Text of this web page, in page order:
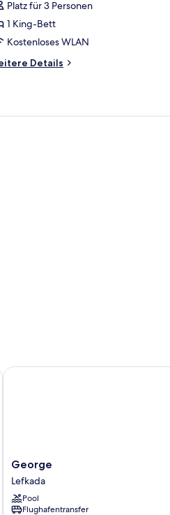
Platz für 3 Personen
1 King-Bett
Kostenloses WLAN
Details
und einem gerahmten Spiegel.
George
Lefkada
George
Lefkada
Pool
Flughafentransfer
George